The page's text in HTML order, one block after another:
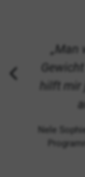
Man
hilft
Nele